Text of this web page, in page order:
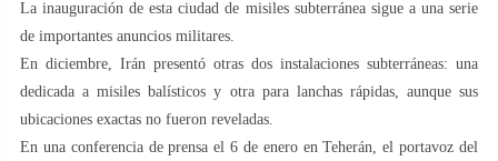
La inauguración de esta ciudad de misiles subterránea sigue a una serie
de importantes anuncios militares.
En diciembre, Irán presentó otras dos instalaciones subterráneas: una
dedicada a misiles balísticos y otra para lanchas rápidas, aunque sus
ubicaciones exactas no fueron reveladas.
En una conferencia de prensa el 6 de enero en Teherán, el portavoz del